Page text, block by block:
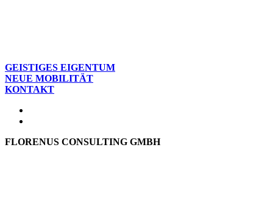
GEISTIGES EIGENTUM
NEUE MOBILITÄT
KONTAKT
FLORENUS CONSULTING GMBH